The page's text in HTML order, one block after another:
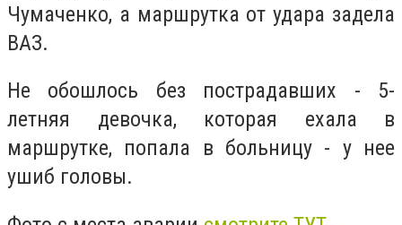
Чумаченко, а маршрутка от удара задела
ВАЗ.
Не обошлось без пострадавших - 5-
летняя девочка, которая ехала в
маршрутке, попала в больницу - у нее
ушиб головы.